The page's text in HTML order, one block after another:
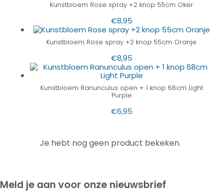
Kunstbloem Rose spray +2 knop 55cm Oker
€8,95
Kunstbloem Rose spray +2 knop 55cm Oranje
€8,95
Kunstbloem Ranunculus open + 1 knop 68cm Light
Purple
€6,95
Je hebt nog geen product bekeken.
Meld je aan voor onze nieuwsbrief